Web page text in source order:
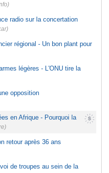
radio sur la concertation
régional - Un bon plant pour
légères - L'ONU tire la
opposition
en Afrique - Pourquoi la
retour après 36 ans
de troupes au sein de la